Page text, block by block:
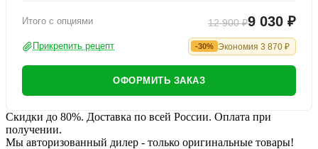
Итого с опциями 12 900 ₽9 030 ₽
Прикрепить рецепт -30% Экономия 3 870 ₽
ОФОРМИТЬ ЗАКАЗ
Скидки до 80%. Доставка по всей России. Оплата при
получении.
Мы авторизованный дилер - только оригинальные товары!